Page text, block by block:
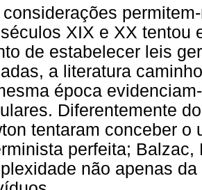
considerações
XIX e XX tentou
de estabelecer leis
a literatura
época
Diferentemente
tentaram conceber o
perfeita;
não apenas